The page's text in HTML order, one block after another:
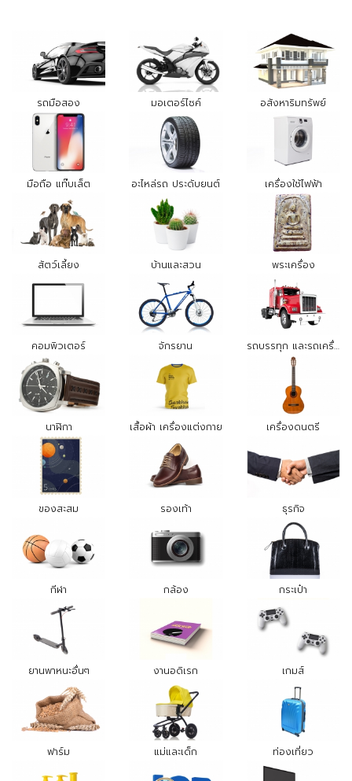
รถมือสอง มอเตอร์ไซค์ อสังหาริมทรัพย์
มือถือ แท๊บเล็ต อะไหล่รถ ประดับยนต์ เครื่องใช้ไฟฟ้า
สัตว์เลี้ยง บ้านและสวน พระเครื่อง
คอมพิวเตอร์ จักรยาน รถบรรทุก และรถเครื่องจักรกล
นาฬิกา เสื้อผ้า เครื่องแต่งกาย เครื่องดนตรี
ของสะสม รองเท้า ธุรกิจ
กีฬา กล้อง กระเป๋า
ยานพาหนะอื่นๆ งานอดิเรก เกมส์
ฟาร์ม แม่และเด็ก ท่องเที่ยว